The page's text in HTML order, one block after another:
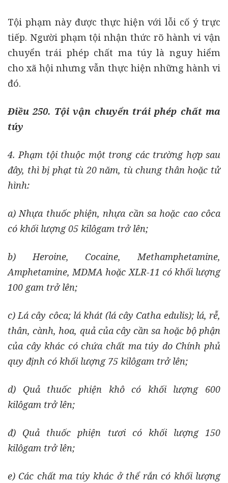
Tội phạm này được thực hiện với lỗi cố ý trực
tiếp. Người phạm tội nhận thức rõ hành vi vận
chuyển trái phép chất ma túy là nguy hiểm
cho xã hội nhưng vẫn thực hiện những hành vi
đó.
Điều 250. Tội vận chuyển trái phép chất ma
túy
4. Phạm tội thuộc một trong các trường hợp sau
đây, thì bị phạt tù 20 năm, tù chung thân hoặc tử
hình:
a) Nhựa thuốc phiện, nhựa cần sa hoặc cao côca
có khối lượng 05 kilôgam trở lên;
b) Heroine, Cocaine, Methamphetamine,
Amphetamine, MDMA hoặc XLR-11 có khối lượng
100 gam trở lên;
c) Lá cây côca; lá khát (lá cây Catha edulis); lá, rễ,
thân, cành, hoa, quả của cây cần sa hoặc bộ phận
của cây khác có chứa chất ma túy do Chính phủ
quy định có khối lượng 75 kilôgam trở lên;
d) Quả thuốc phiện khô có khối lượng 600
kilôgam trở lên;
đ) Quả thuốc phiện tươi có khối lượng 150
kilôgam trở lên;
e) Các chất ma túy khác ở thể rắn có khối lượng